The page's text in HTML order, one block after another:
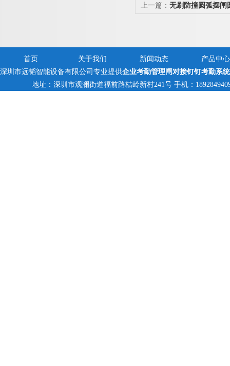
上一篇： 无刷防撞圆弧摆闸
首页 关于我们 新闻动态
产品中心
深圳市远韬智能设备有限公司专业提供企业考勤管理闸对接钉钉考勤系
地址：深圳市观澜街道福前路桔岭新村241号 手机：